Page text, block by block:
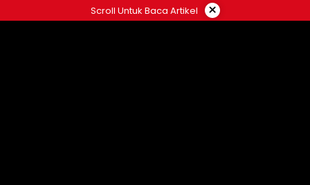
ke
Scroll Untuk Baca Artikel ×